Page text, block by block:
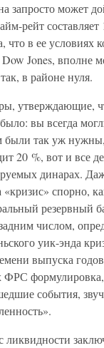
запросто может
рейт составляет
что в ее условиях
Jones, вполне
в районе нуля.
утверждающие,
вы всегда
были так уж
20 %, вот и все
динарах.
«кризис» спорно,
резервный
числом,
уик-энда
выпуска
ФРС
события,